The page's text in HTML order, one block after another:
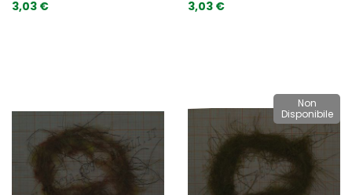
3,03 € 3,03 €
Non
Disponibile